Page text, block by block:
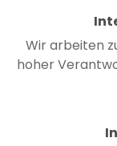
Wir arbeiten
hoher